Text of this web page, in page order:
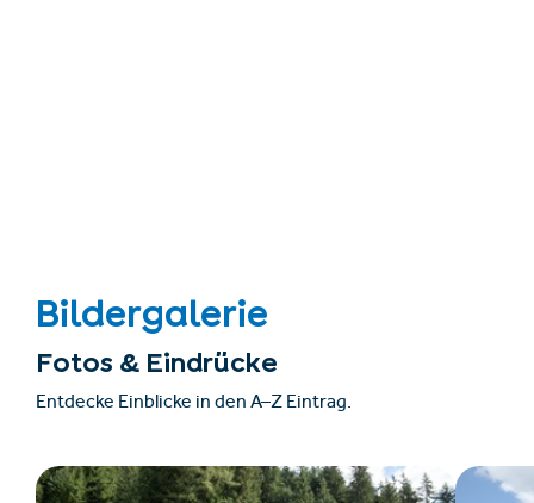
Bildergalerie
Fotos & Eindrücke
Entdecke Einblicke in den A–Z Eintrag.